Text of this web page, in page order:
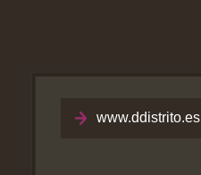
www.ddistrito.es